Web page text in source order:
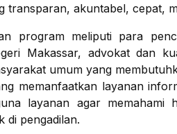
transparan, akuntabel, cepat,
program meliputi para
Makassar, advokat dan
umum yang
memanfaatkan layanan
layanan agar memahami
di pengadilan.